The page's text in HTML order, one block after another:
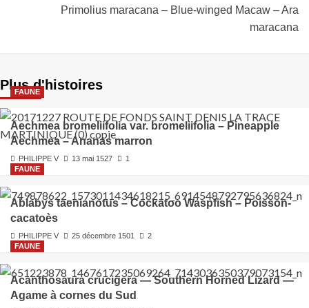
Primolius maracana – Blue-winged Macaw – Ara
maracana
Plus d'histoires
FAUNE
Aechmea bromeliifolia var. bromeliifolia – Pineapple
Aechmea – Ananas marron
PHILIPPE V 13 mai 1527
1
FAUNE
Ablabys taenianotus – Cockatoo Waspfish – Poisson-
cacatoès
PHILIPPE V 25 décembre 1501
2
FAUNE
Acanthosaura crucigera — Southern Horned Lizard —
Agame à cornes du Sud